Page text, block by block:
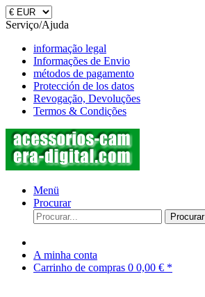
Serviço/Ajuda
informação legal
Informações de Envio
métodos de pagamento
Protección de los datos
Revogação, Devoluções
Termos & Condições
Menü
Procurar
Procurar
A minha conta
Carrinho de compras 0 0,00 € *